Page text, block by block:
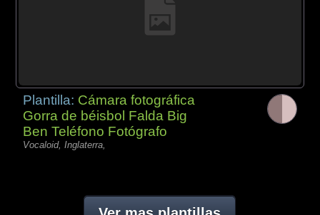
Plantilla: Cámara fotográfica
Gorra de béisbol Falda Big
Ben Teléfono Fotógrafo
Vocaloid, Inglaterra,